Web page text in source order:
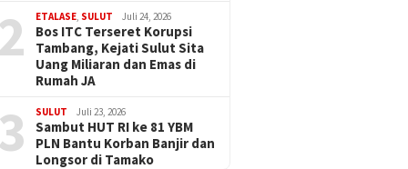
ETALASE SULUT Juli 24, 2026
Bos ITC Terseret Korupsi
Tambang, Kejati Sulut Sita
Uang Miliaran dan Emas di
Rumah JA
SULUT Juli 23, 2026
Sambut HUT RI ke 81 YBM
PLN Bantu Korban Banjir dan
Longsor di Tamako